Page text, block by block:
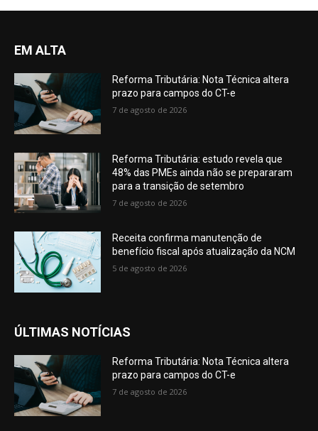
EM ALTA
Reforma Tributária: Nota Técnica altera
prazo para campos do CT-e
7 de agosto de 2026
Reforma Tributária: estudo revela que
48% das PMEs ainda não se prepararam
para a transição de setembro
7 de agosto de 2026
Receita confirma manutenção de
benefício fiscal após atualização da NCM
5 de agosto de 2026
ÚLTIMAS NOTÍCIAS
Reforma Tributária: Nota Técnica altera
prazo para campos do CT-e
7 de agosto de 2026